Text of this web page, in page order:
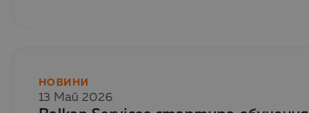
НОВИНИ
13 Май 2026